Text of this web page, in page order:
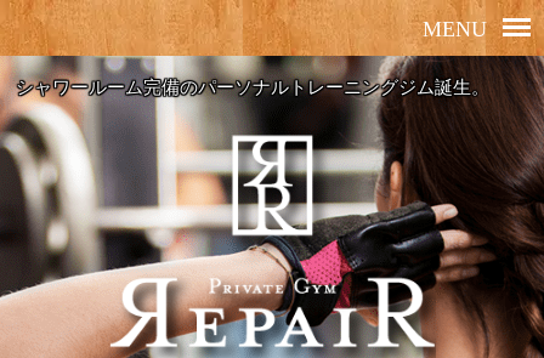
シャワールーム完備のパーソナルトレーニングジム誕生。